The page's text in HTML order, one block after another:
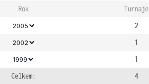
Rok Turnaje
2005 2
2002 1
1999
1
Celkem:
4